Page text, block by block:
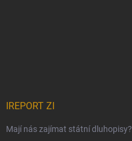
IREPORT ZI
Mají nás zajímat státní dluhopisy?